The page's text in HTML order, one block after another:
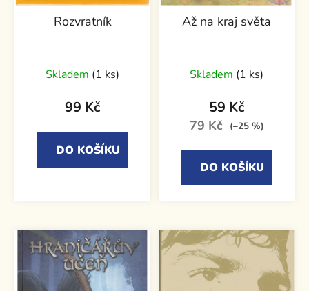
Rozvratník
Skladem (1 ks)
99 Kč
DO KOŠÍKU
Až na kraj světa
Skladem (1 ks)
59 Kč
79 Kč (–25 %)
DO KOŠÍKU